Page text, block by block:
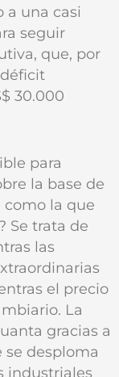
a una casi
seguir
que, por
30.000
para
la base de
la que
Se trata de
las
el precio
La
gracias a
se desploma
industriales